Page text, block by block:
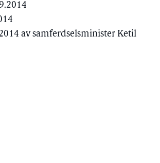
av samferdselsminister Ketil